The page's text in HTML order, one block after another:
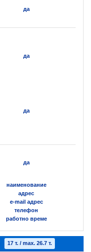
да
да
да
да
наименование
адрес
e-mail адрес
телефон
работно време
17 т. / max. 26.7 т.